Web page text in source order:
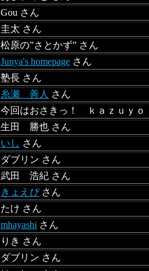
Gou さん
圭太 さん
松原の”さとかず” さん
Junya's homepage さん
塾長 さん
糸瀬 善人 さん
今回はおさきっ！ ｋａｚｕｙｏ
生田 勝也 さん
いし さん
ダブリン さん
武田 浩紀 さん
きょえぴさん
たけ さん
mhayashi さん
りき さん
ダブリン さん